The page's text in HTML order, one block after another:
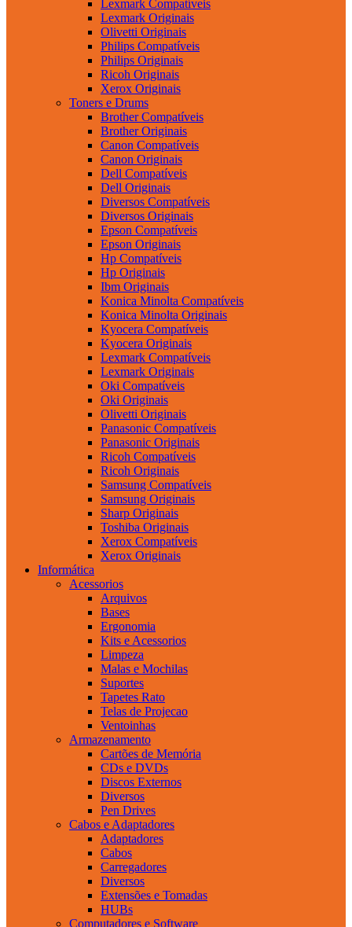
Lexmark Compatíveis
Lexmark Originais
Olivetti Originais
Philips Compatíveis
Philips Originais
Ricoh Originais
Xerox Originais
Toners e Drums
Brother Compatíveis
Brother Originais
Canon Compatíveis
Canon Originais
Dell Compatíveis
Dell Originais
Diversos Compatíveis
Diversos Originais
Epson Compatíveis
Epson Originais
Hp Compatíveis
Hp Originais
Ibm Originais
Konica Minolta Compatíveis
Konica Minolta Originais
Kyocera Compatíveis
Kyocera Originais
Lexmark Compatíveis
Lexmark Originais
Oki Compatíveis
Oki Originais
Olivetti Originais
Panasonic Compatíveis
Panasonic Originais
Ricoh Compatíveis
Ricoh Originais
Samsung Compatíveis
Samsung Originais
Sharp Originais
Toshiba Originais
Xerox Compatíveis
Xerox Originais
Informática
Acessorios
Arquivos
Bases
Ergonomia
Kits e Acessorios
Limpeza
Malas e Mochilas
Suportes
Tapetes Rato
Telas de Projecao
Ventoinhas
Armazenamento
Cartões de Memória
CDs e DVDs
Discos Externos
Diversos
Pen Drives
Cabos e Adaptadores
Adaptadores
Cabos
Carregadores
Diversos
Extensões e Tomadas
HUBs
Computadores e Software